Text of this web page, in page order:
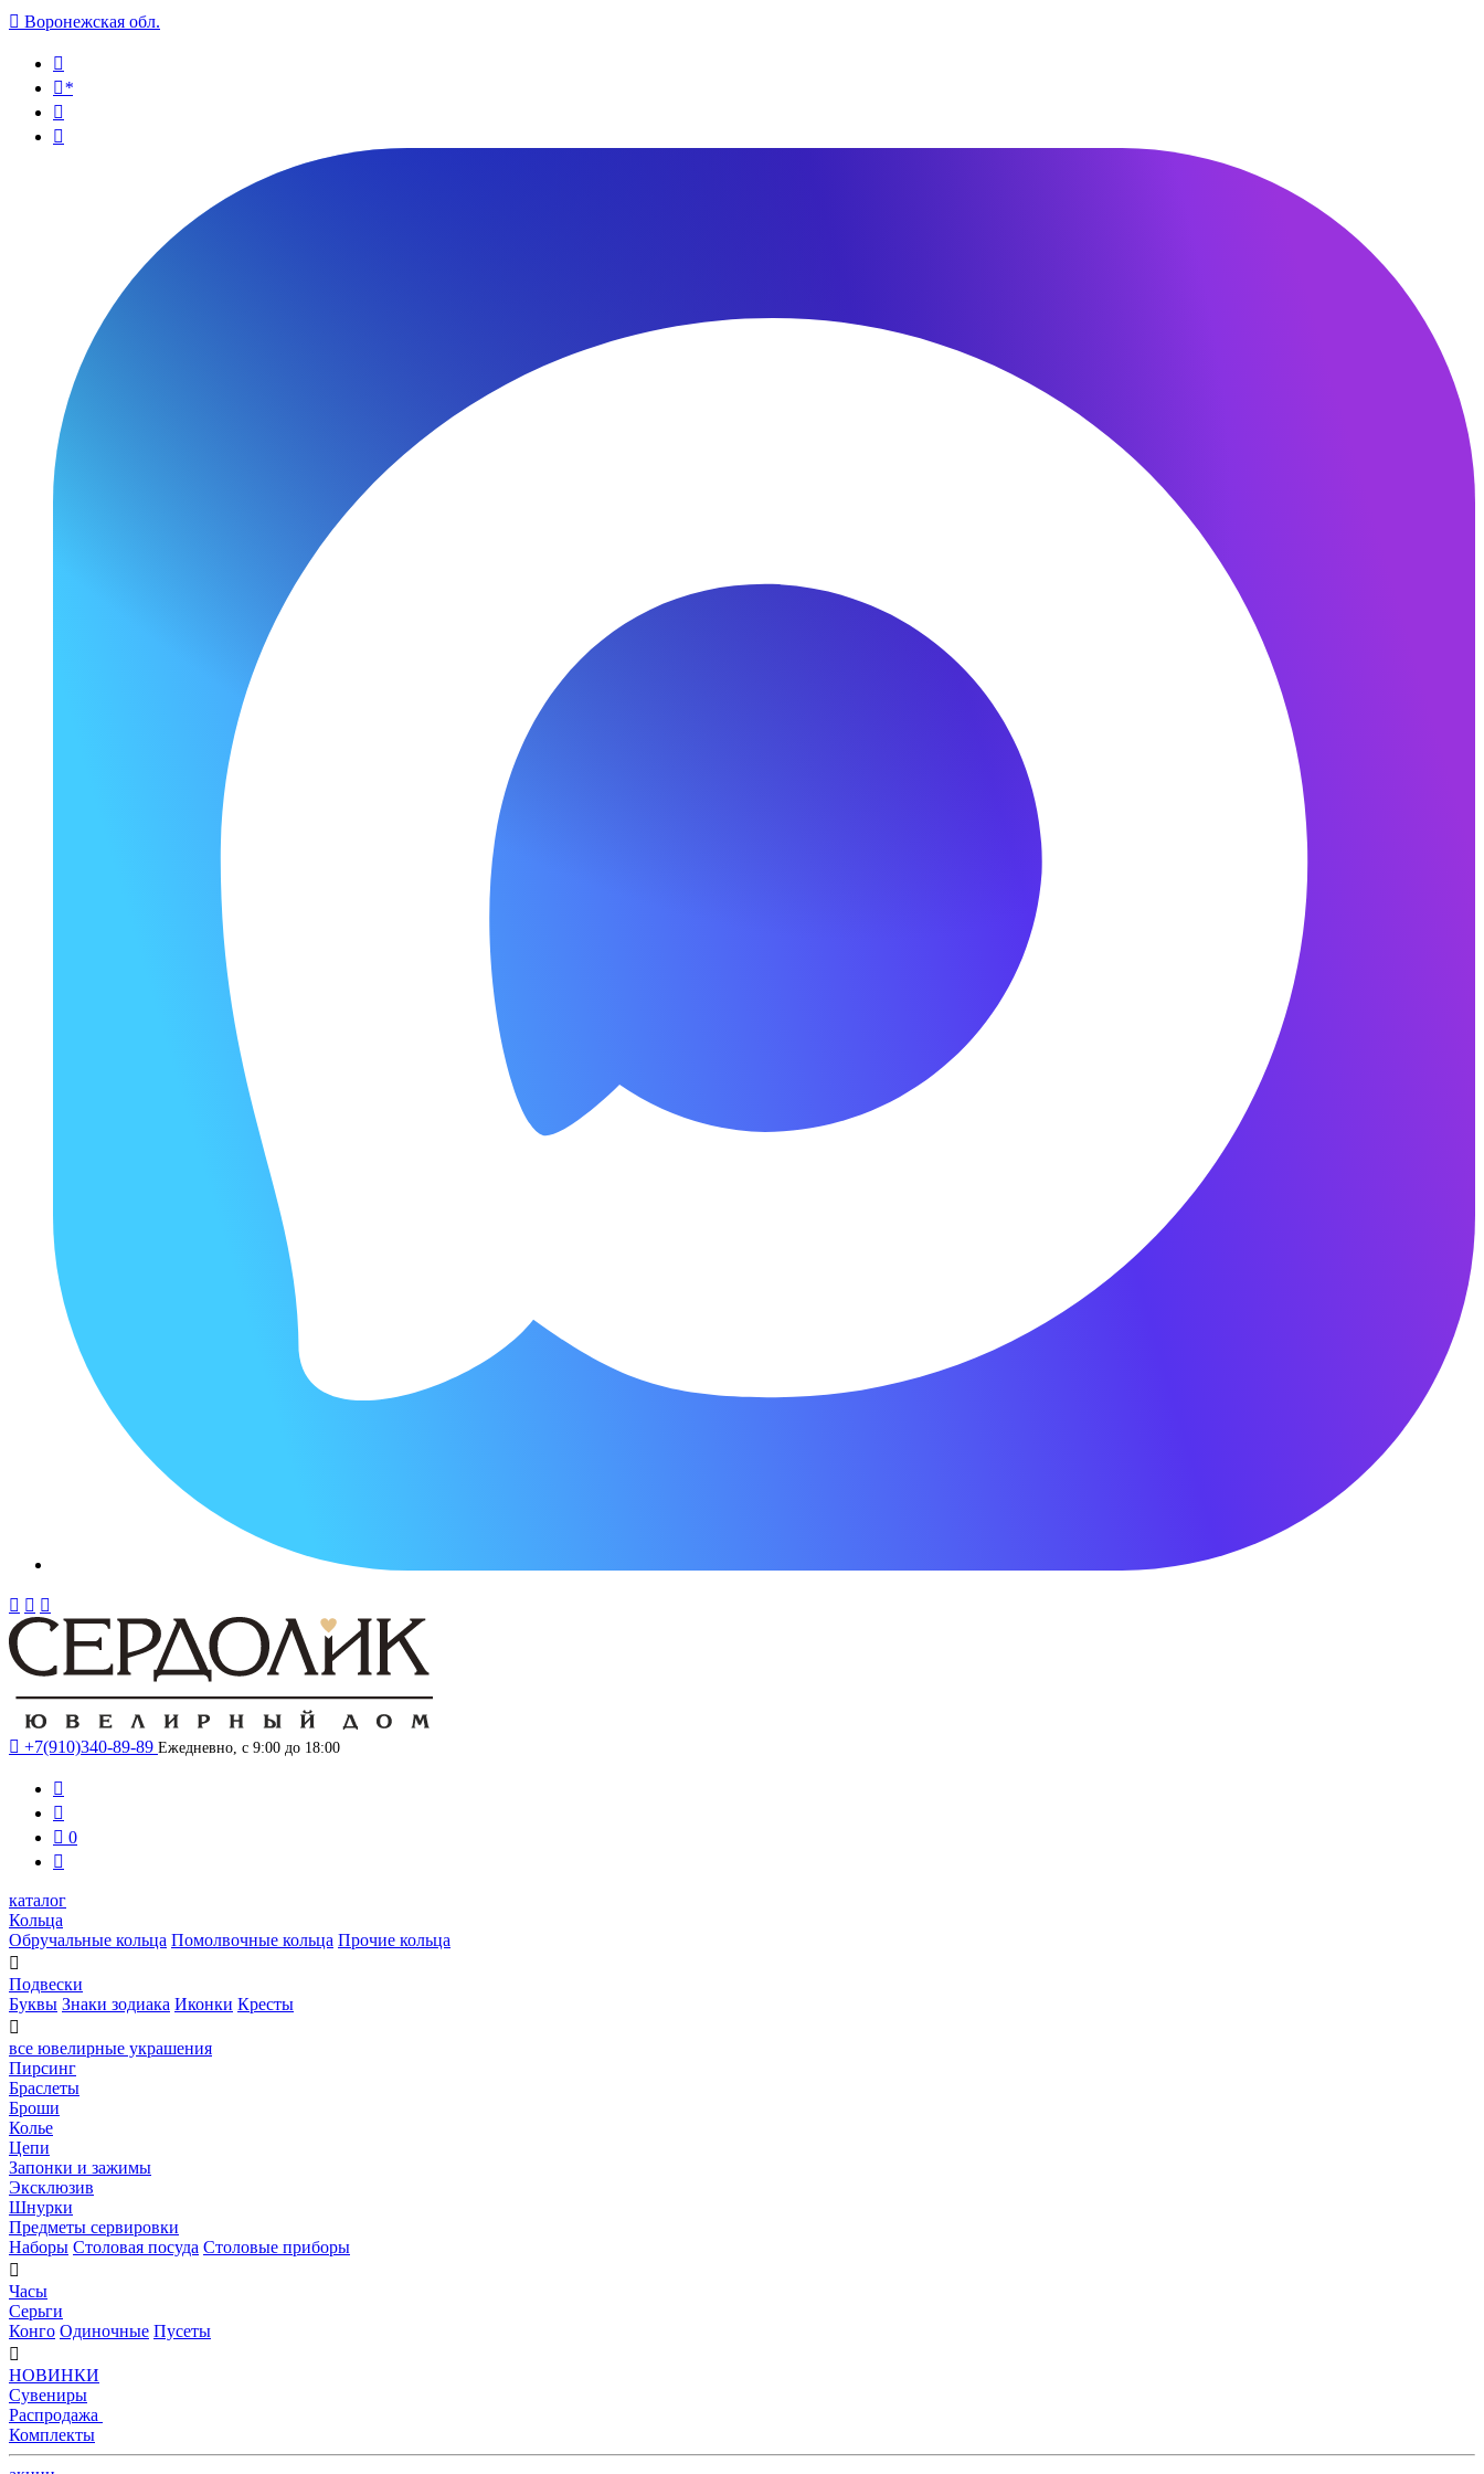
 Воронежская обл.

*


  
 +7(910)340-89-89 Ежедневно, с 9:00 до 18:00


 0

каталог
Кольца
Обручальные кольца Помолвочные кольца Прочие кольца

Подвески
Буквы Знаки зодиака Иконки Кресты

все ювелирные украшения
Пирсинг
Браслеты
Броши
Колье
Цепи
Запонки и зажимы
Эксклюзив
Шнурки
Предметы сервировки
Наборы Столовая посуда Столовые приборы

Часы
Серьги
Конго Одиночные Пусеты

НОВИНКИ
Сувениры
Распродажа
Комплекты